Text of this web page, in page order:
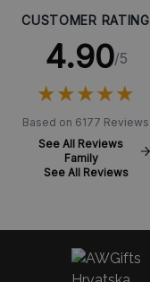
CUSTOMER RATING
4.90/5
★★★★★
★★★★★
Based on 6177 Reviews
See All Reviews
Family
See All Reviews